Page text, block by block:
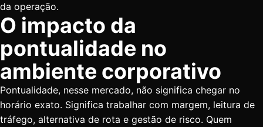
da operação.
O impacto da
pontualidade no
ambiente corporativo
Pontualidade, nesse mercado, não significa chegar no
horário exato. Significa trabalhar com margem, leitura de
tráfego, alternativa de rota e gestão de risco. Quem